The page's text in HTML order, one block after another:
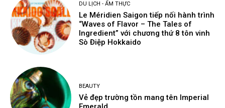
DU LỊCH - ẨM THỰC
Le Méridien Saigon tiếp nối hành trình
“Waves of Flavor – The Tales of
Ingredient” với chương thứ 8 tôn vinh
Sò Điệp Hokkaido
BEAUTY
Vẻ đẹp trường tồn mang tên Imperial